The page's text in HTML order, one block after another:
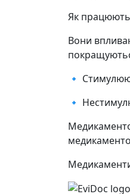
Як
Вони
🔹
🔹